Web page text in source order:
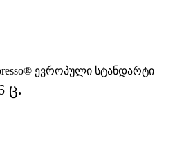
ევროპული სტანდარტი
ც.